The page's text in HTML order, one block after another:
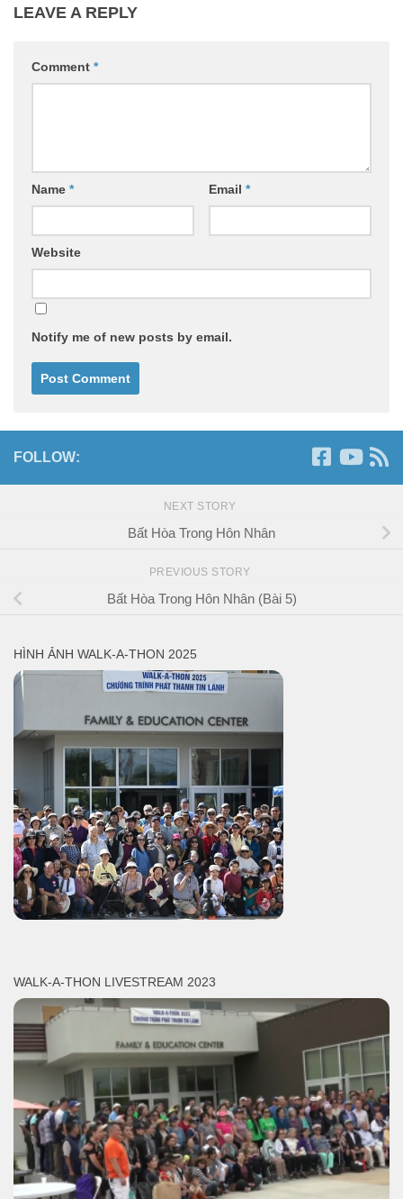
LEAVE A REPLY
Comment *
Name * Email *
Website
Notify me of new posts by email.
FOLLOW:
NEXT STORY
Bất Hòa Trong Hôn Nhân
PREVIOUS STORY
Bất Hòa Trong Hôn Nhân (Bài 5)
HÌNH ẢNH WALK-A-THON 2025
WALK-A-THON LIVESTREAM 2023